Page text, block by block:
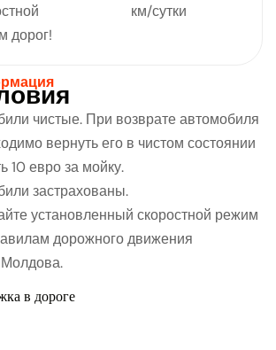
дорог!
км/сутки
овия
чистые. При возврате автомобиля
вернуть его в чистом состоянии
10 евро за мойку.
застрахованы.
установленный скоростной режим
дорожного движения
в дороге